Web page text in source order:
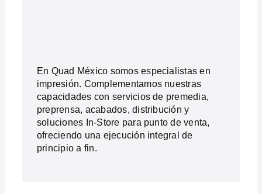
En Quad México somos especialistas en
impresión. Complementamos nuestras
capacidades con servicios de premedia,
preprensa, acabados, distribución y
soluciones In-Store para punto de venta,
ofreciendo una ejecución integral de
principio a fin.